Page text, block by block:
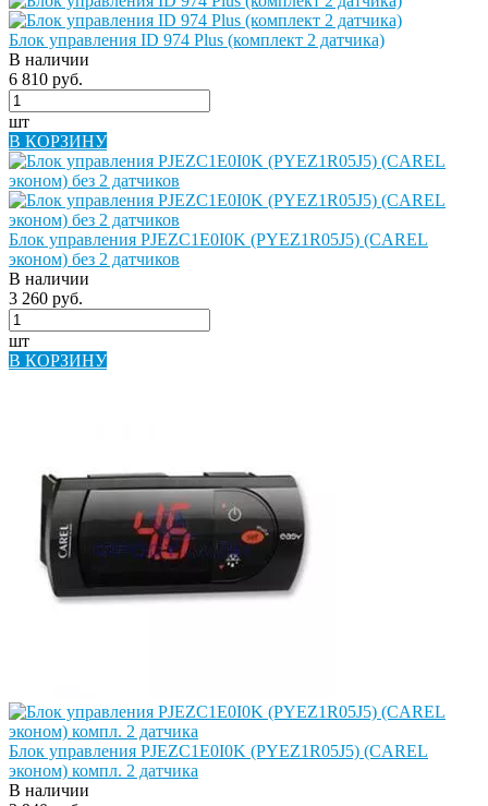
Блок управления ID 974 Plus (комплект 2 датчика)
В наличии
6 810 руб.
шт
В КОРЗИНУ
Блок управления PJEZC1E0I0K (PYEZ1R05J5) (CAREL
эконом) без 2 датчиков
В наличии
3 260 руб.
шт
В КОРЗИНУ
Блок управления PJEZC1E0I0K (PYEZ1R05J5) (CAREL
эконом) компл. 2 датчика
В наличии